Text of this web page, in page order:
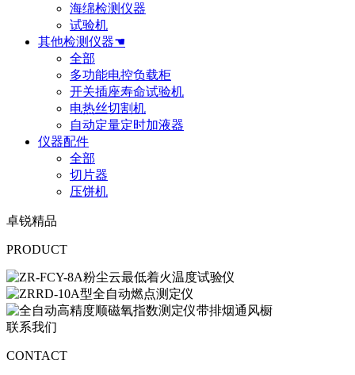
海绵检测仪器
试验机
其他检测仪器☚
全部
多功能电控负载柜
开关插座寿命试验机
电热丝切割机
自动定量定时加液器
仪器配件
全部
切片器
压饼机
卓锐精品
PRODUCT
联系我们
CONTACT